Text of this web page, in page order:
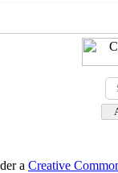
a Creative